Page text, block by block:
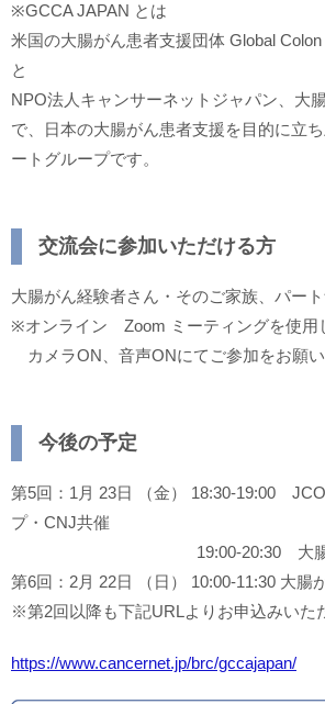
※GCCA JAPAN とは
米国の大腸がん患者支援団体 Global
と
NPO法人キャンサーネットジャパン、大
で、日本の大腸がん患者支援を目的に立
ートグループです。
交流会に参加いただける方
大腸がん経験者さん・そのご家族、パー
※オンライン Zoom ミーティングを使用
カメラON、音声ONにてご参加をお願い
今後の予定
第5回：1月 23日 （金） 18:30-19:00
プ・CNJ共催
19:00-20:30 大腸がん
第6回：2月 22日 （日） 10:00-11:30 大腸
※第2回以降も下記URLよりお申込みいた
https://www.cancernet.jp/brc/gccajapan/